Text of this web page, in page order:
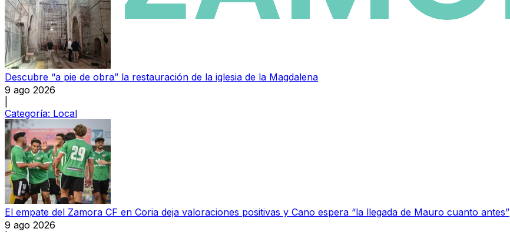
Descubre “a pie de obra” la restauración de la iglesia de la Magdalena
9 ago 2026
Categoría: Local
El empate del Zamora CF en Coria deja valoraciones positivas y Cano espera “la llegada de Mauro cuanto antes”
9 ago 2026